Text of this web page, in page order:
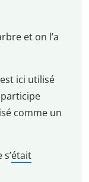
et on l’a
ici utilisé
participe
comme un
était